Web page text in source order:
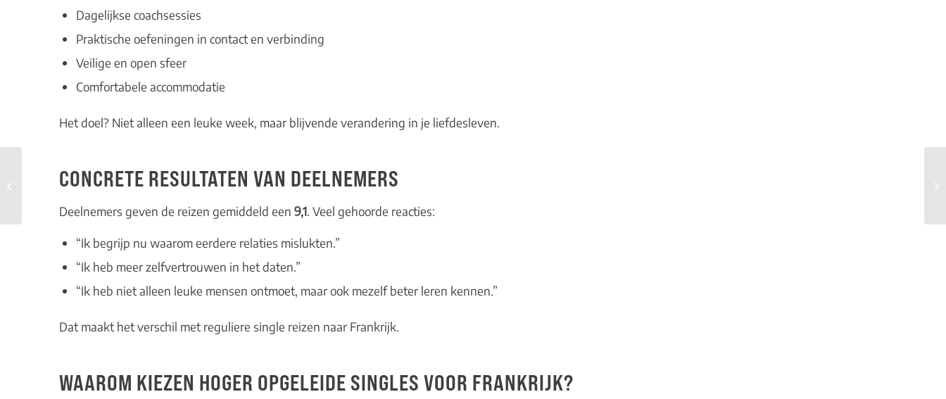
Dagelijkse coachsessies
Praktische oefeningen in contact en verbinding
Veilige en open sfeer
Comfortabele accommodatie
Het doel? Niet alleen een leuke week, maar blijvende verandering in je liefdesleven.
CONCRETE RESULTATEN VAN DEELNEMERS
Deelnemers geven de reizen gemiddeld een 9,1. Veel gehoorde reacties:
“Ik begrijp nu waarom eerdere relaties mislukten.”
“Ik heb meer zelfvertrouwen in het daten.”
“Ik heb niet alleen leuke mensen ontmoet, maar ook mezelf beter leren kennen.”
Dat maakt het verschil met reguliere single reizen naar Frankrijk.
WAAROM KIEZEN HOGER OPGELEIDE SINGLES VOOR FRANKRIJK?
De vier grootste
misverstanden over